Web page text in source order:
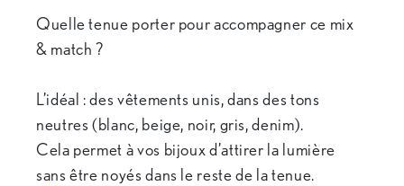
Quelle tenue porter pour accompagner ce mix
& match ?
L’idéal : des vêtements unis, dans des tons
neutres (blanc, beige, noir, gris, denim).
Cela permet à vos bijoux d’attirer la lumière
sans être noyés dans le reste de la tenue.